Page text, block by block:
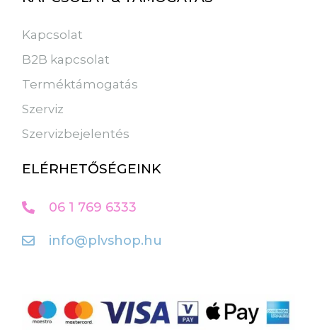
Kapcsolat
B2B kapcsolat
Terméktámogatás
Szerviz
Szervizbejelentés
ELÉRHETŐSÉGEINK
06 1 769 6333
info@plvshop.hu